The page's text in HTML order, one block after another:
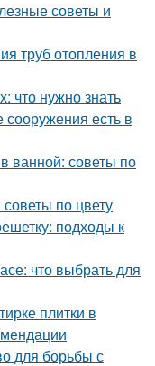
советы и
труб отопления в
что нужно знать
есть в
ванной: советы по
по цвету
подходы к
что выбрать для
плитки в
для борьбы с